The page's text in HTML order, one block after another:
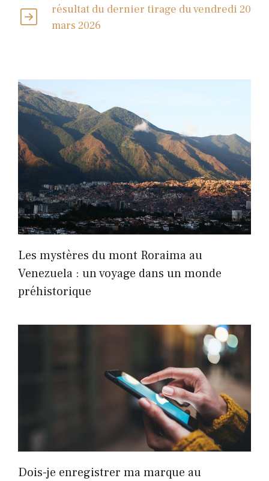
résultat du dernier tirage du vendredi 20
mars 2026
Les mystères du mont Roraima au
Venezuela : un voyage dans un monde
préhistorique
Dois-je enregistrer ma marque au